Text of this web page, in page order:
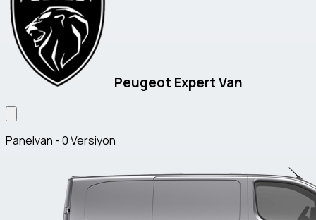
Peugeot Expert Van
Panelvan - 0 Versiyon